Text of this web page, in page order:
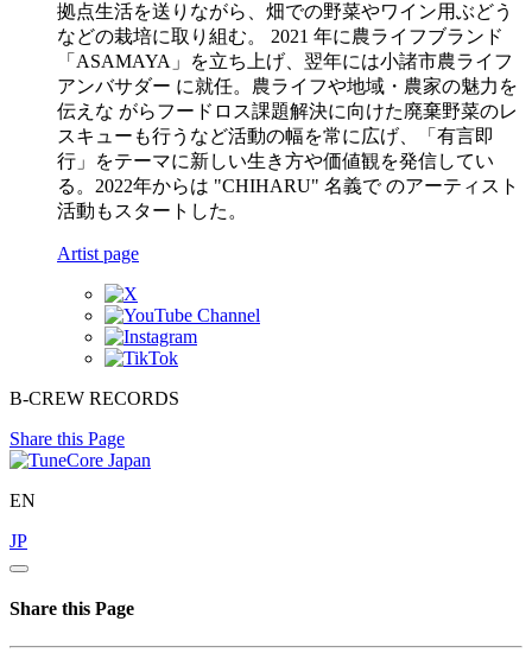
拠点生活を送りながら、畑での野菜やワイン用ぶどう
などの栽培に取り組む。 2021 年に農ライフブランド
「ASAMAYA」を立ち上げ、翌年には小諸市農ライフ
アンバサダー に就任。農ライフや地域・農家の魅力を
伝えな がらフードロス課題解決に向けた廃棄野菜のレ
スキューも行うなど活動の幅を常に広げ、「有言即
行」をテーマに新しい生き方や価値観を発信してい
る。2022年からは "CHIHARU" 名義で のアーティスト
活動もスタートした。
Artist page
B-CREW RECORDS
Share this Page
EN
JP
Share this Page